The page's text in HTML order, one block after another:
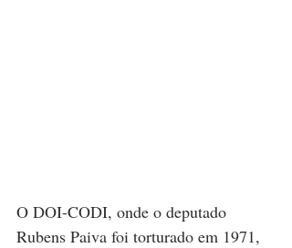
O DOI-CODI, onde o deputado
Rubens Paiva foi torturado em 1971,